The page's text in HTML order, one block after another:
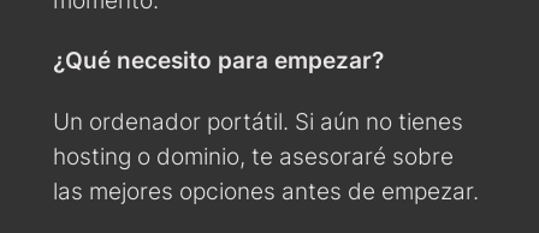
¿Qué necesito para empezar?
Un ordenador portátil. Si aún no tienes
hosting o dominio, te asesoraré sobre
las mejores opciones antes de empezar.